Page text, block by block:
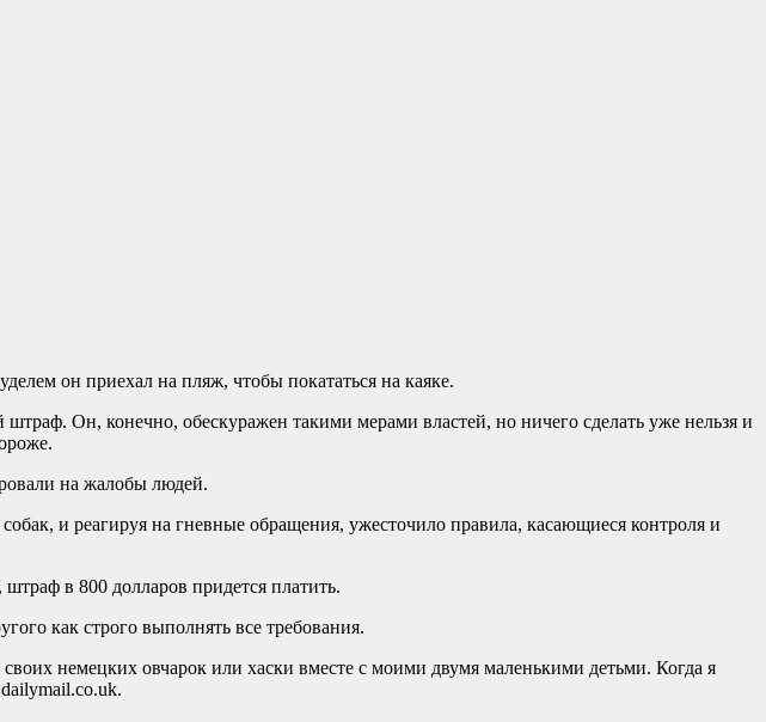
он приехал на пляж, чтобы покататься на каяке.
Он, конечно, обескуражен такими мерами властей, но ничего сделать уже нельзя и
на жалобы людей.
и реагируя на гневные обращения, ужесточило правила, касающиеся контроля и
в 800 долларов придется платить.
как строго выполнять все требования.
немецких овчарок или хаски вместе с моими двумя маленькими детьми. Когда я